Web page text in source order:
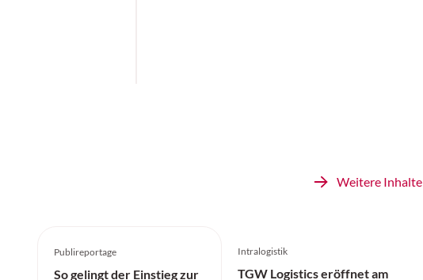
Weitere Inhalte
Publireportage
So gelingt der Einstieg zur
Intralogistik
TGW Logistics eröffnet am